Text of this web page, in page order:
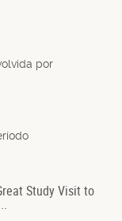
por
Study Visit to